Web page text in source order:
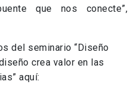
que nos conecte”,
del seminario “Diseño
crea valor en las
aquí: